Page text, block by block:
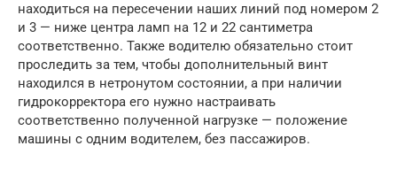
находиться на пересечении наших линий под номером 2
и 3 — ниже центра ламп на 12 и 22 сантиметра
соответственно. Также водителю обязательно стоит
проследить за тем, чтобы дополнительный винт
находился в нетронутом состоянии, а при наличии
гидрокорректора его нужно настраивать
соответственно полученной нагрузке — положение
машины с одним водителем, без пассажиров.